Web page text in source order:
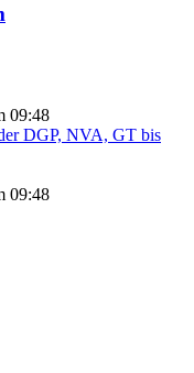
09:48
DGP, NVA, GT bis
09:48